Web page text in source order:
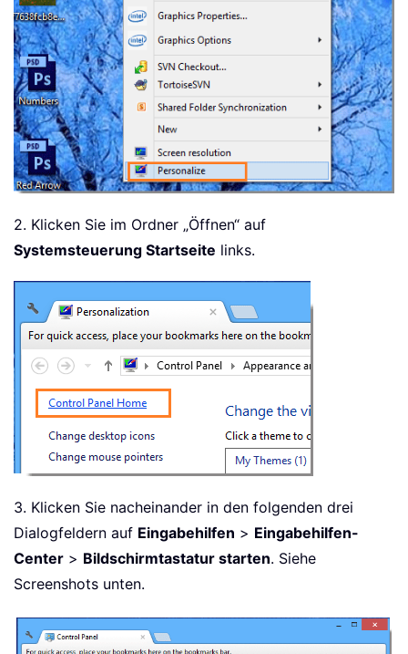
2. Klicken Sie im Ordner „Öffnen“ auf
Systemsteuerung Startseite links.
3. Klicken Sie nacheinander in den folgenden drei
Dialogfeldern auf Eingabehilfen > Eingabehilfen-
Center > Bildschirmtastatur starten. Siehe
Screenshots unten.